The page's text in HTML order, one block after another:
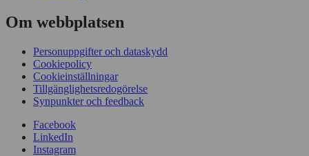
Om webbplatsen
Personuppgifter och dataskydd
Cookiepolicy
Cookieinställningar
Tillgänglighetsredogörelse
Synpunkter och feedback
Facebook
LinkedIn
Instagram